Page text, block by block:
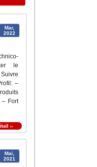
Mar,
2022
le
–
– Fort
››
Mai,
2021